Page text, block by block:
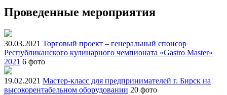
Проведенные мероприятия
30.03.2021 Торговый проект – генеральный спонсор
Республиканского кулинарного чемпионата «Gastro Master»
2021 6 фото
19.02.2021 Мастер-класс для предпринимателей г. Бирск на
высокорентабельном оборудовании 20 фото